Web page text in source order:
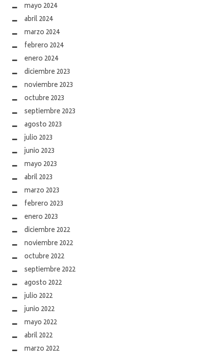
mayo 2024
abril 2024
marzo 2024
febrero 2024
enero 2024
diciembre 2023
noviembre 2023
octubre 2023
septiembre 2023
agosto 2023
julio 2023
junio 2023
mayo 2023
abril 2023
marzo 2023
febrero 2023
enero 2023
diciembre 2022
noviembre 2022
octubre 2022
septiembre 2022
agosto 2022
julio 2022
junio 2022
mayo 2022
abril 2022
marzo 2022